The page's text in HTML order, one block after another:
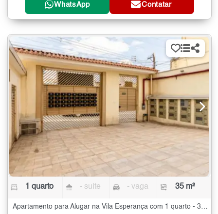
WhatsApp Contatar
1 quarto - suíte - vaga 35 m²
Apartamento para Alugar na Vila Esperança com 1 quarto - 35 m²